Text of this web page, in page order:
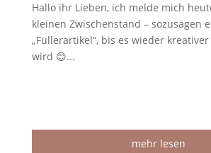
Hallo ihr Lieben, ich melde mich
kleinen Zwischenstand – sozusagen
„Füllerartikel“, bis es wieder
wird 😊...
mehr lesen